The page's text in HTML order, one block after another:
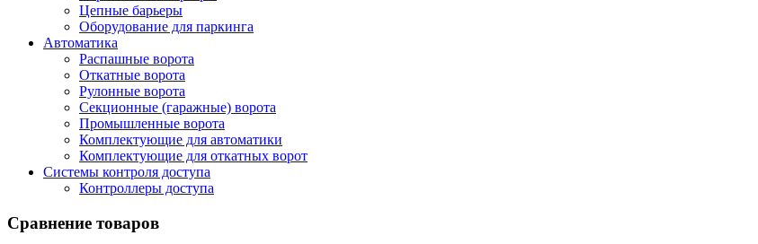
Цепные барьеры
Оборудование для паркинга
Автоматика
Распашные ворота
Откатные ворота
Рулонные ворота
Секционные (гаражные) ворота
Промышленные ворота
Комплектующие для автоматики
Комплектующие для откатных ворот
Системы контроля доступа
Контроллеры доступа
Сравнение товаров